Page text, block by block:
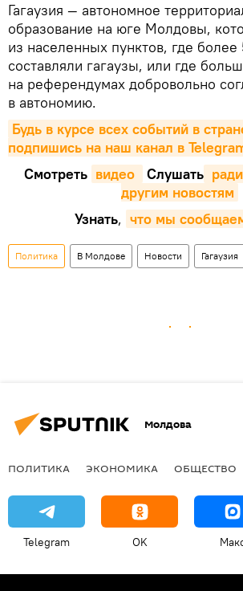
Гагаузия — автономное
образование на юге Молдовы,
из населенных пунктов, где
составляли гагаузы, или где
на референдумах добровольно
в автономию.
Будь в курсе всех событий в
подпишись на наш канал в
Смотреть видео Cлушать
другим новостям
Узнать, что мы
Политика В Молдове Новости Гагаузия
Молдова
ПОЛИТИКА ЭКОНОМИКА ОБЩЕСТВО
Telegram OK